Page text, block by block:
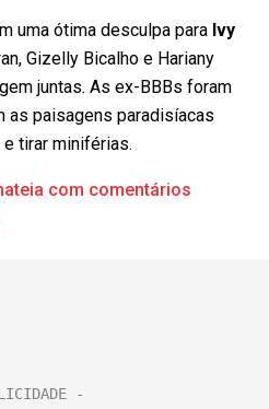
uma ótima desculpa para Ivy
Gizelly Bicalho e Hariany
juntas. As ex-BBBs foram
as paisagens paradisíacas
tirar miniférias.
com comentários